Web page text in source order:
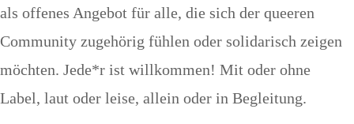
als offenes Angebot für alle, die sich der queeren
Community zugehörig fühlen oder solidarisch zeigen
möchten. Jede*r ist willkommen! Mit oder ohne
Label, laut oder leise, allein oder in Begleitung.